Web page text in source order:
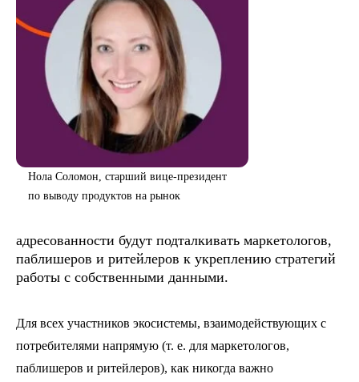
Нола Соломон, старший вице-президент
по выводу продуктов на рынок
адресованности будут подталкивать маркетологов,
паблишеров и ритейлеров к укреплению стратегий
работы с собственными данными.
Для всех участников экосистемы, взаимодействующих с
потребителями напрямую (т. е. для маркетологов,
паблишеров и ритейлеров), как никогда важно